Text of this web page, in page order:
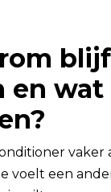
en
voelt een